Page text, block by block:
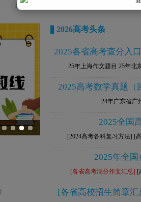
西南地区|重庆 四川 贵州 云南 西藏
西北地区 |陕西 甘肃 青海 宁夏 新疆
|广东 海南
2026高考头条
2025各省高考查分入口
25年上海作文题目 25年北
2025高考数学真题（
24年广东省广
2025全国
[2024高考各科复习方法] [
2025年全
[各省高考满分作文汇总] [
[各省高校招生简章汇